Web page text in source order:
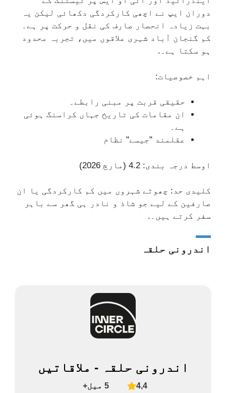
دوران ایپ نے اچھی کارکردگی دکھائی لیکن یہ
بہت زیادہ انحصار صارف کی نقل و حرکت پر ہے۔
کم گنجان آباد شہری علاقوں میں، تجربہ محدود
ہو سکتا ہے۔.
اہم خصوصیات:
حقیقی قربت پر مبنی رابطے۔
ان مقامات کی تاریخ جہاں کراسنگ ہوئی
ہے۔
عقلمند "جیسے" نظام
اوسط درجہ بندی: 4.2 (مارچ 2026)
کلیدی حد: چھوٹے شہروں میں کم کارکردگی یا ان
صارفین کے لیے جو شاذ و نادر ہی گھر سے باہر
سفر کرتے ہیں۔.
اندرونی حلقہ
اندرونی حلقہ - ملاقاتیں
4,4 5 میل+